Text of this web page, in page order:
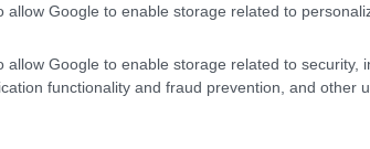
allow Google to enable storage related to
allow Google to enable storage related to security,
functionality and fraud prevention, and other
Pietre: